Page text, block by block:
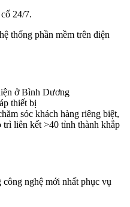
24/7.
thống phần mềm trên điện
ở Bình Dương
thiết bị
sóc khách hàng riêng biệt,
liên kết >40 tỉnh thành khắp
nghệ mới nhất phục vụ